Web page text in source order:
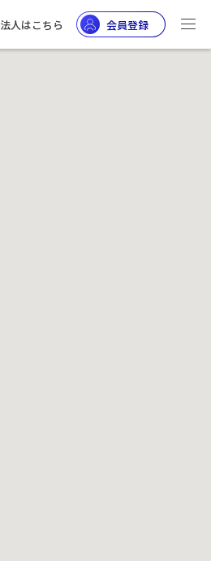
法人はこちら 会員登録